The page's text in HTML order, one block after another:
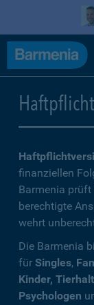
finanziellen
Barmenia
berechtigte
wehrt
Die Barmenia
für Singles,
Kinder,
Psychologen